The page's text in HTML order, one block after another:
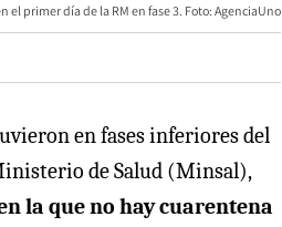
el primer día de la RM en fase 3. Foto: AgenciaUno
en fases inferiores del
de Salud (Minsal),
la que no hay cuarentena